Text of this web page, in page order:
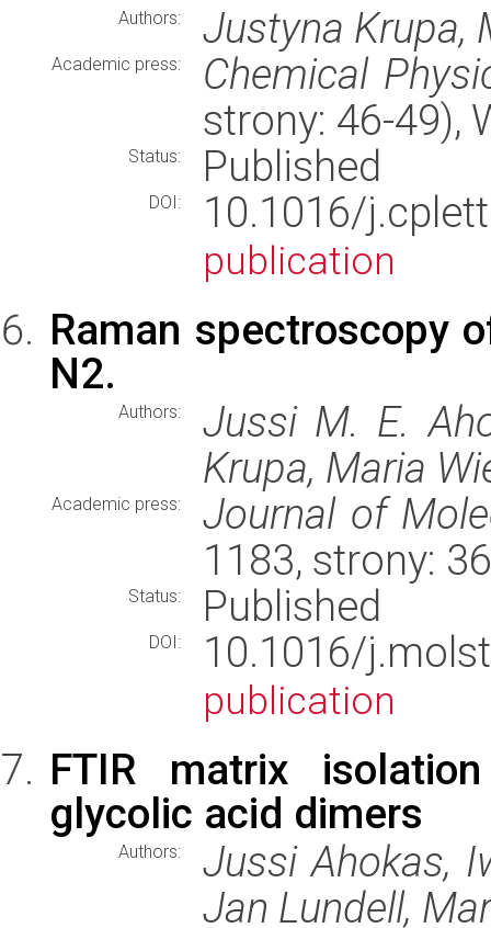
Authors: Justyna Krupa,
Academic press:
Chemical
strony: 46-49),
Status: Published
DOI: 10.1016/
publication
Raman spectroscopy
N2.
Authors:
Jussi M. E.
Krupa, Maria
Academic press:
Journal of
1183, strony:
Status: Published
DOI: 10.1016/
publication
FTIR matrix
glycolic acid dimers
Authors:
Jussi Ahokas,
Jan Lundell,